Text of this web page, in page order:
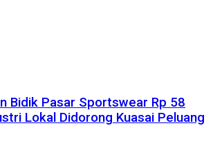
Bidik Pasar Sportswear Rp 58
Lokal Didorong Kuasai Peluang